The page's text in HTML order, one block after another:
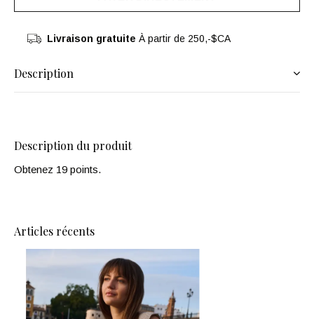
Livraison gratuite À partir de 250,-$CA
Description
Description du produit
Obtenez 19 points.
Articles récents